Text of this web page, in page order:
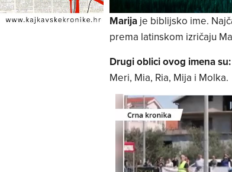
Marijaje biblijsko ime.
prema latinskom izričaju
Drugi oblici ovog imena su:
Meri, Mia, Ria, Mija i Molka.